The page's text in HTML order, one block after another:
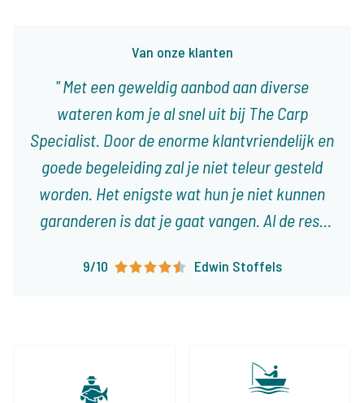
Van onze klanten
Met een geweldig aanbod aan diverse
wateren kom je al snel uit bij The Carp
Specialist. Door de enorme klantvriendelijk en
goede begeleiding zal je niet teleur gesteld
worden. Het enigste wat hun je niet kunnen
garanderen is dat je gaat vangen. Al de rest
9/10 Edwin Stoffels